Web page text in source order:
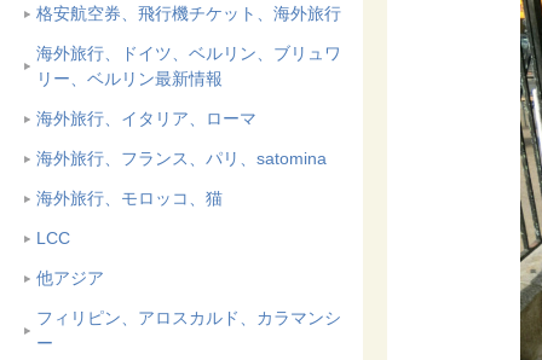
格安航空券、飛行機チケット、海外旅行
海外旅行、ドイツ、ベルリン、ブリュワ
リー、ベルリン最新情報
海外旅行、イタリア、ローマ
海外旅行、フランス、パリ、satomina
海外旅行、モロッコ、猫
LCC
他アジア
フィリピン、アロスカルド、カラマンシ
ー